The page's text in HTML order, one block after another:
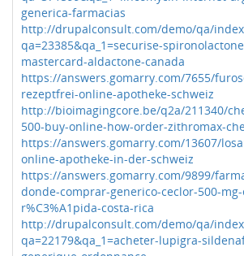
generica-farmacias
http://drupalconsult.com/demo/qa/
qa=23385&qa_1=securise-
mastercard-aldactone-canada
https://answers.gomarry.com/7655/
rezeptfrei-online-apotheke-schweiz
http://bioimagingcore.be/q2a/211340/
500-buy-online-how-order-zithromax-
https://answers.gomarry.com/13607/
online-apotheke-in-der-schweiz
https://answers.gomarry.com/9899/
donde-comprar-generico-ceclor-500-
r%C3%A1pida-costa-rica
http://drupalconsult.com/demo/qa/
qa=22179&qa_1=acheter-lupigra-